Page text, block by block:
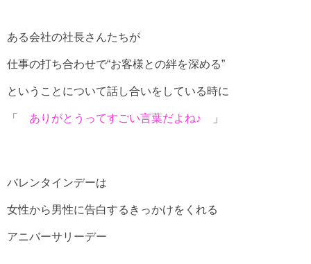
ある会社の社長さんたちが
仕事の打ち合わせで“お客様との絆を深める”
ということについて話し合いをしている時に
「 ありがとうってすごい言葉だよね♪ 」
バレンタインデーは
女性から男性に告白するきっかけをくれる
アニバーサリーデー